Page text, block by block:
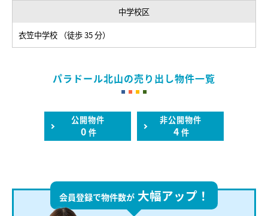
中学校区
衣笠中学校 （徒歩 35 分）
パラドール北山の売り出し物件一覧
公開物件
0 件
非公開物件
4 件
会員登録で物件数が 大幅アップ！